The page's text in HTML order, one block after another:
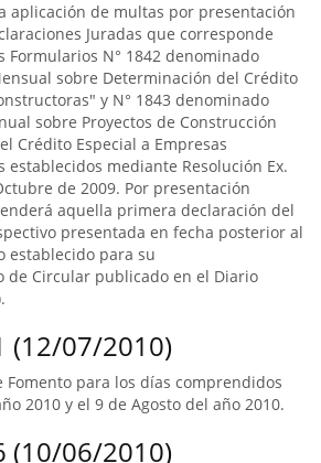
aplicación de multas por presentación
Juradas que corresponde
Formularios N° 1842 denominado
sobre Determinación del Crédito
y N° 1843 denominado
sobre Proyectos de Construcción
Crédito Especial a Empresas
establecidos mediante Resolución Ex.
de 2009. Por presentación
aquella primera declaración del
presentada en fecha posterior al
establecido para su
de Circular publicado en el Diario
(12/07/2010)
Fomento para los días comprendidos
2010 y el 9 de Agosto del año 2010.
(10/06/2010)